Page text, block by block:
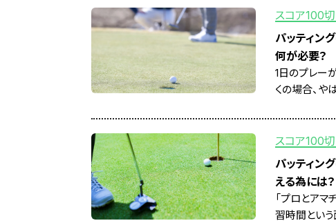
スコア100
パッティン
何が必要？
1日のプレー
くの場合、や
スコア100
パッティン
える為には？
「プロとアマ
習時間とい